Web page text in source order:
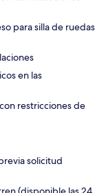
para silla de ruedas
en las
restricciones de
solicitud